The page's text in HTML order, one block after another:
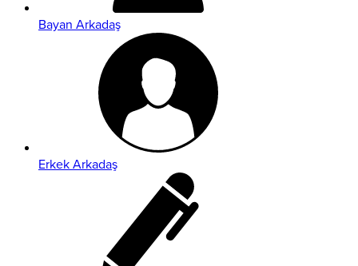
Bayan Arkadaş
Erkek Arkadaş